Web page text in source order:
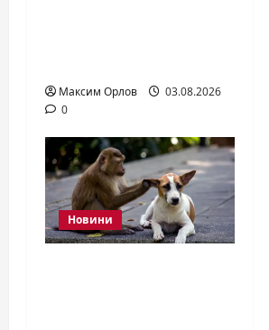
Максим Орлов
03.08.2026
0
Новини